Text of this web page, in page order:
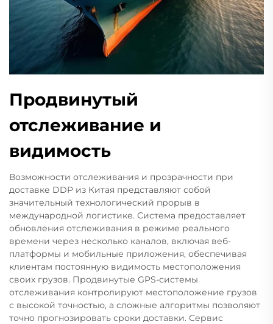
Продвинутый
отслеживание и
видимость
Возможности отслеживания и прозрачности при
доставке DDP из Китая представляют собой
значительный технологический прорыв в
международной логистике. Система предоставляет
обновления отслеживания в режиме реального
времени через несколько каналов, включая веб-
платформы и мобильные приложения, обеспечивая
клиентам постоянную видимость местоположения
своих грузов. Продвинутые GPS-системы
отслеживания контролируют местоположение грузов
с высокой точностью, а сложные алгоритмы позволяют
точно прогнозировать сроки доставки. Сервис